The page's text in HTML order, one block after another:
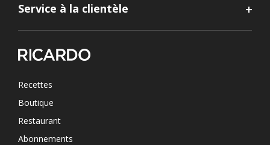
Service à la clientèle
Recettes
Boutique
Restaurant
Abonnements